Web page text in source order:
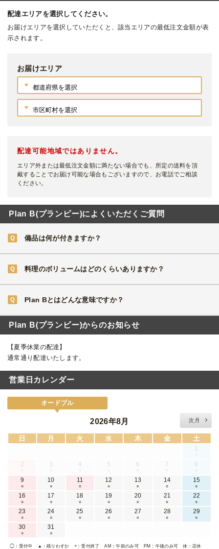
配達エリアを選択してください。
お届けエリアを選択していただくと、該当エリアの最低注文金額が表
示されます。
お届けエリア
配達可能地域ではありません。
エリア外または最低注文金額に満たない場合でも、所定の送料を頂
戴することでお届け可能な場合もございますので、お電話でご相談
ください。
Plan B(プランビー)によくいただくご質問
備品は何が付きますか？
料理のボリュームはどのくらいありますか？
Plan Bとはどんな意味ですか？
Plan B(プランビー)からのお知らせ
【夏季休業の配達】
通常通り配達いたします。
営業日カレンダー
オードブル
2026年8月 次月
日 月 火 水 木 金 土
1
×
2
×
3
×
4
×
5
×
6
×
7
×
8
×
9
○
10
○
11
○
12
○
13
○
14
○
15
○
16
○
17
○
18
○
19
○
20
○
21
○
22
○
23
○
24
○
25
○
26
○
27
○
28
○
29
○
30
○
31
○
◯ ：受付中 ▲ ：残りわずか ×：受付終了 AM ：午前のみ可 PM ：午後のみ可 休 ：店休